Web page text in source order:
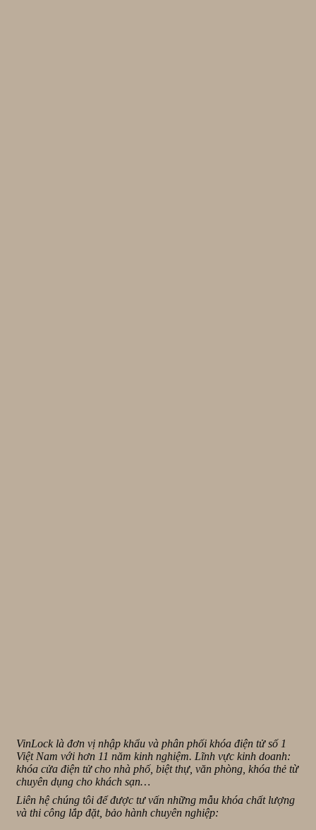
VinLock là đơn vị nhập khẩu và phân phối khóa điện tử số 1
Việt Nam với hơn 11 năm kinh nghiệm. Lĩnh vực kinh doanh:
khóa cửa điện tử cho nhà phố, biệt thự, văn phòng, khóa thẻ từ
chuyên dụng cho khách sạn…
Liên hệ chúng tôi để được tư vấn những mẫu khóa chất lượng
và thi công lắp đặt, bảo hành chuyên nghiệp: